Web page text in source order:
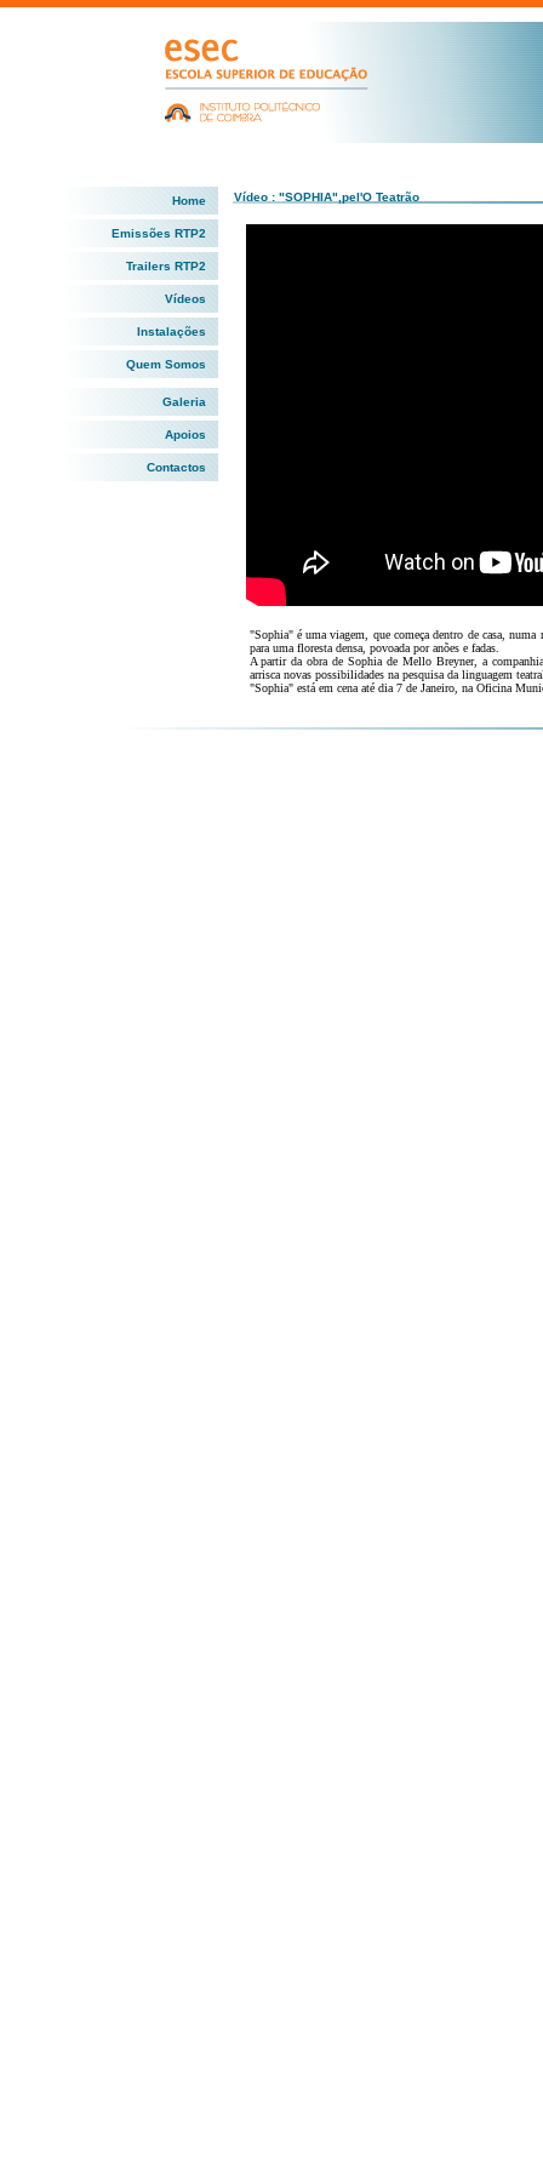
Home
Emissões RTP2
Trailers RTP2
Vídeos
Instalações
Quem Somos
Galeria
Apoios
Contactos
Vídeo : "SOPHIA",pel'O Teatrão
"Sophia" é uma viagem, que começa dentro de casa,
para uma floresta densa, povoada por anões e fadas.
A partir da obra de Sophia de Mello Breyner, a
arrisca novas possibilidades na pesquisa da linguagem
"Sophia" está em cena até dia 7 de Janeiro, na Oficina